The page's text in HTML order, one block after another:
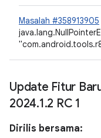
Masalah #358913905
Update Fitur
2024.1.2 RC 1
Dirilis bersama: